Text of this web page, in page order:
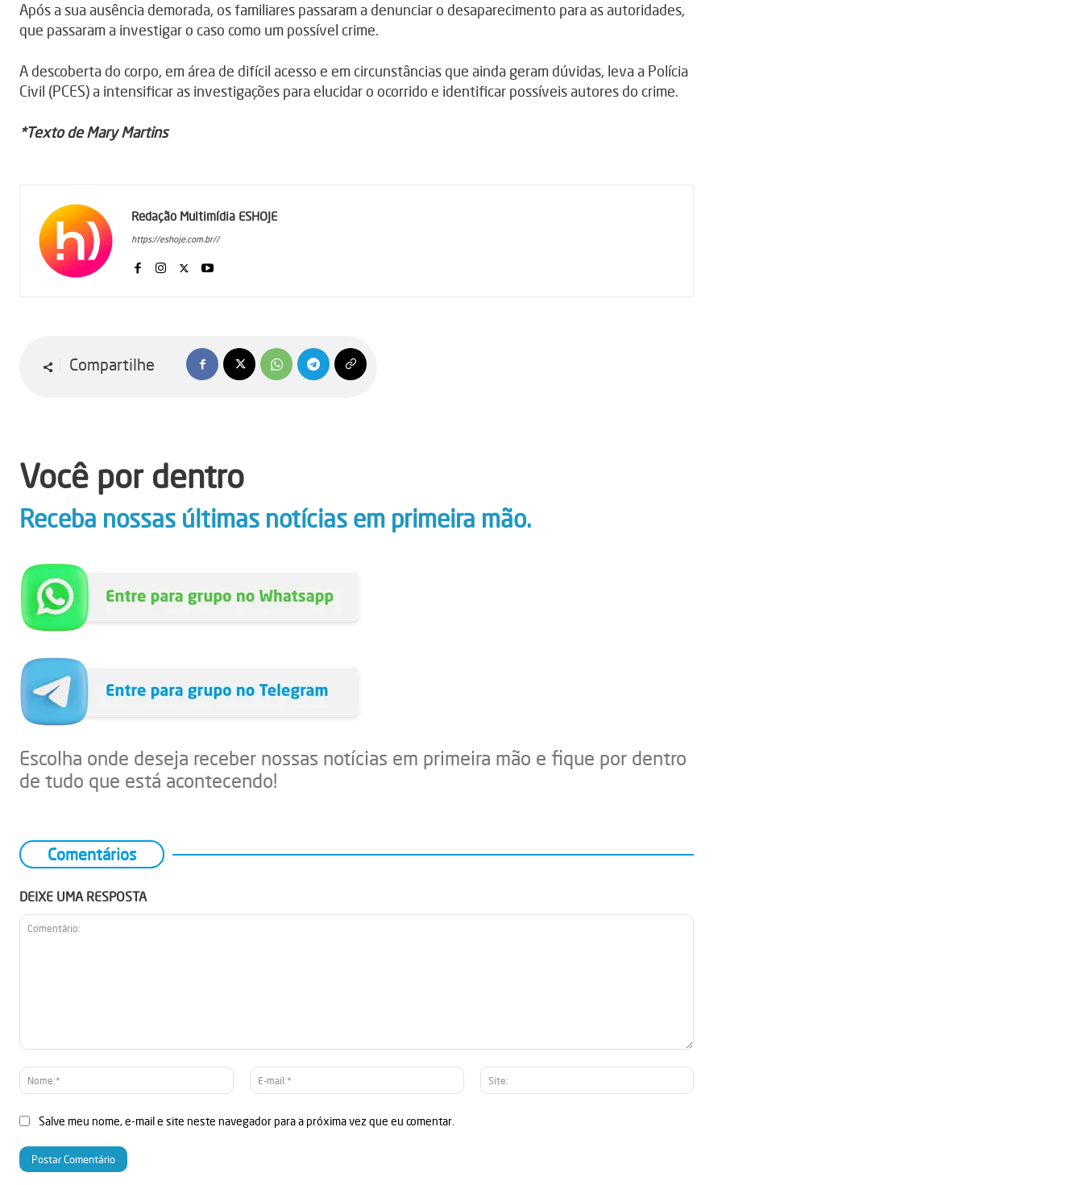
Após a sua ausência demorada, os familiares passaram a denunciar o desaparecimento para as autoridades,
que passaram a investigar o caso como um possível crime.
A descoberta do corpo, em área de difícil acesso e em circunstâncias que ainda geram dúvidas, leva a Polícia
Civil (PCES) a intensificar as investigações para elucidar o ocorrido e identificar possíveis autores do crime.
*Texto de Mary Martins
Redação Multimídia ESHOJE
https://eshoje.com.br//
Compartilhe
Você por dentro
Receba nossas últimas notícias em primeira mão.
Escolha onde deseja receber nossas notícias em primeira mão e fique por dentro
de tudo que está acontecendo!
Comentários
DEIXE UMA RESPOSTA
Nome:*
E-
mail:*
Site:
Salve meu nome, e-mail e site neste navegador para a próxima vez que eu comentar.